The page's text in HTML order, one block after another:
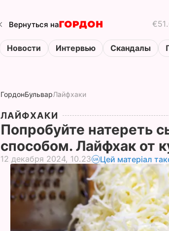
Вернуться на
Новости Интервью Скандалы
ГордонБульварЛайфхаки
ЛАЙФХАКИ
Попробуйте натереть
способом. Лайфхак от
12 декабря 2024, 10.23 Цей матеріал